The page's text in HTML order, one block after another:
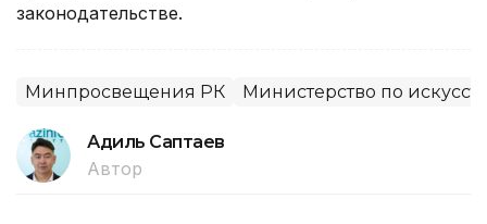
законодательстве.
Минпросвещения РК Министерство по
Адиль Саптаев
Автор